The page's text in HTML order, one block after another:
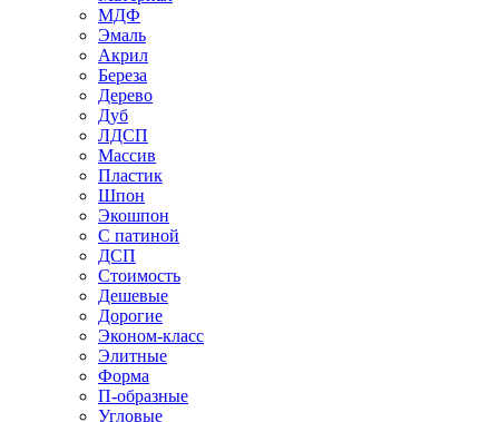
МДФ
Эмаль
Акрил
Береза
Дерево
Дуб
ЛДСП
Массив
Пластик
Шпон
Экошпон
С патиной
ДСП
Стоимость
Дешевые
Дорогие
Эконом-класс
Элитные
Форма
П-образные
Угловые